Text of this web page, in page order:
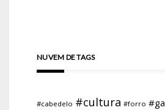
NUVEM DE TAGS
#cabedelo #cultura #forro